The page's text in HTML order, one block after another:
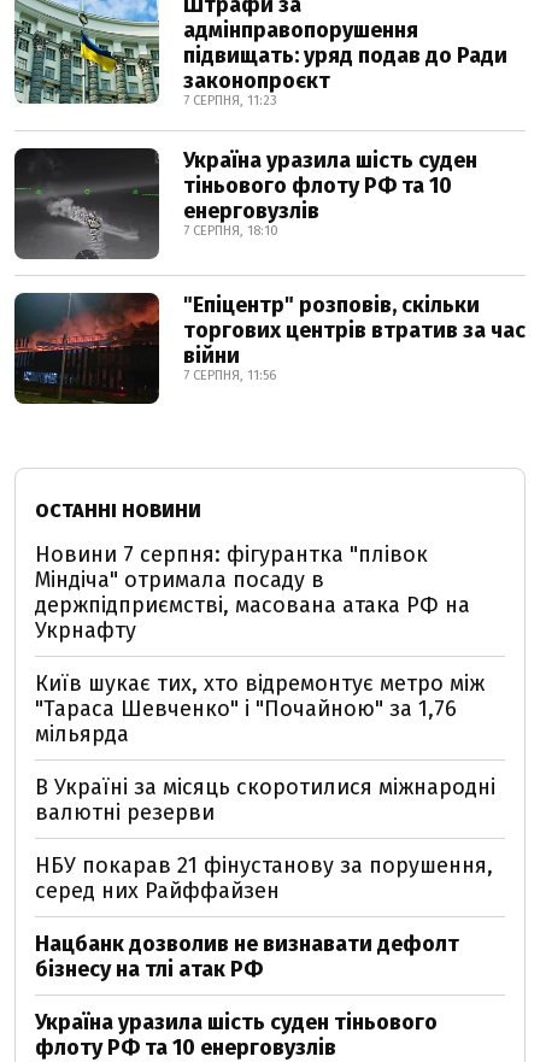
адмінправопорушення
підвищать: уряд подав до Ради
законопроєкт
7 СЕРПНЯ, 11:23
Україна уразила шість суден
тіньового флоту РФ та 10
енерговузлів
7 СЕРПНЯ, 18:10
"Епіцентр" розповів, скільки
торгових центрів втратив за час
війни
7 СЕРПНЯ, 11:56
ОСТАННІ НОВИНИ
Новини 7 серпня: фігурантка "плівок
Міндіча" отримала посаду в
держпідприємстві, масована атака РФ на
Укрнафту
Київ шукає тих, хто відремонтує метро між
"Тараса Шевченко" і "Почайною" за 1,76
мільярда
В Україні за місяць скоротилися міжнародні
валютні резерви
НБУ покарав 21 фінустанову за порушення,
серед них Райффайзен
Нацбанк дозволив не визнавати дефолт
бізнесу на тлі атак РФ
Україна уразила шість суден тіньового
флоту РФ та 10 енерговузлів